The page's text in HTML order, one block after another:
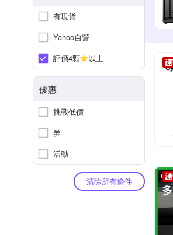
有現貨
Yahoo自營
評價4顆
以上
優惠
挑戰低價
券
活動
清除所有條件